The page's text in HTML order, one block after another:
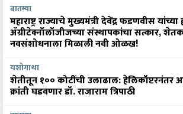
बातम्या
महाराष्ट्र राज्याचे मुख्यमंत्री देवेंद्र फडणवीस यांच्या
ॲग्रीटेक्नॉलॉजीजच्या संस्थापकांचा सत्कार,
नवसंशोधनाला मिळाली नवी ओळख!
यशोगाथा
शेतीतून १०० कोटींची उलाढाल: हेलिकॉप्टरनंतर
क्रांती घडवणार डॉ. राजाराम त्रिपाठी